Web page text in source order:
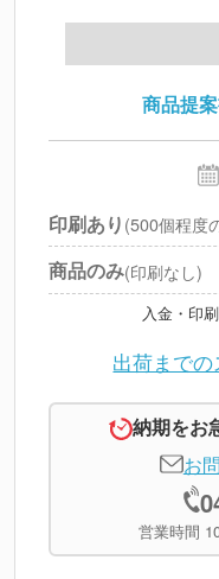
製版代
印刷代
北海道・
商品提
印刷あり (500個程度
商品のみ(印刷なし)
入金・印
出荷まで
納期をお
お
営業時間